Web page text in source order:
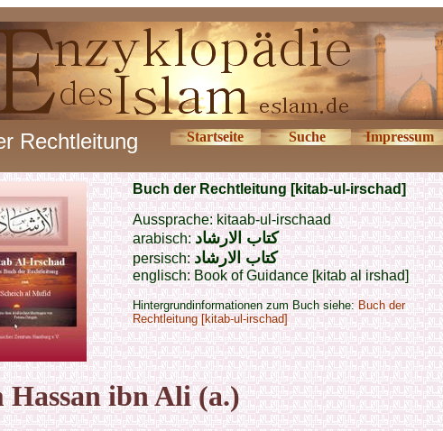
Rechtleitung Startseite Suche Impressum
Buch der Rechtleitung [kitab-ul-irschad]
Aussprache: kitaab-ul-irschaad
arabisch:
كتابالارشاد
persisch: كتابالارشاد
englisch: Book of Guidance [kitab al irshad]
Hintergrundinformationen zum Buch siehe:Buch der
Rechtleitung [kitab-ul-irschad]
Hassan ibn Ali (a.)